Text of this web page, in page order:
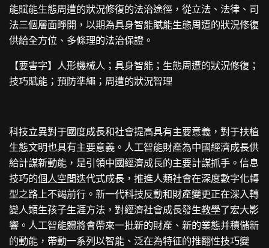
能賦能生態周遭的狀況修復的法治途徑，從立法、法律、司
法三個層面睜開，以期為具身智能賦能生態周遭的狀況修復
供給全方位、多條理的法治保證。
【要害字】人形機械人；具身智能；生態周遭的狀況修復；
技巧賦能；預防準繩；周遭的狀況智理
科技立異對于國度成長和社會提高具有主要意義，對于扶植
生態文明也具有主要意義。人工智能財產為中國經濟成長供
給計謀新動能，是引領中國經濟成長的主要計謀抓手。信息
技巧的個人空間迭代式成長，推進人類社會在深度數字化轉
型之路上不竭前行。新一代科技反動和財產變更正在深入轉
變人類生孩子生涯方法，對經濟社會成長發生教學了宏大影
響。人工智能體將會帶來一批新的財產、新的業態并積儲新
的動能，帶動一系列以智能、泛在為特征的推翻性技巧變